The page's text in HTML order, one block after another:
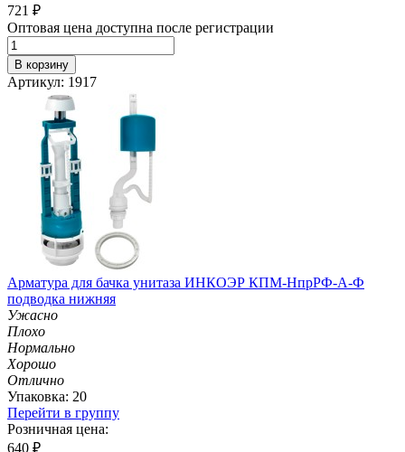
721 ₽
Оптовая цена доступна после регистрации
В корзину
Артикул: 1917
Арматура для бачка унитаза ИНКОЭР КПМ-НпрРФ-А-Ф
подводка нижняя
Ужасно
Плохо
Нормально
Хорошо
Отлично
Упаковка: 20
Перейти в группу
Розничная цена:
640 ₽